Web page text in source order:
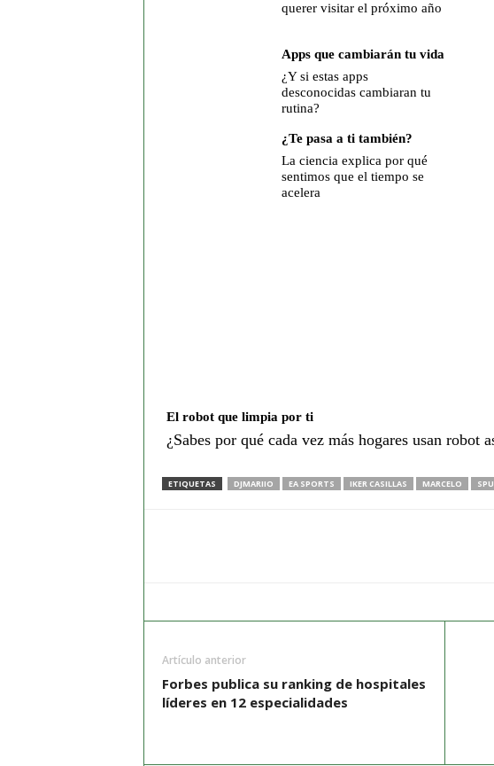
querer visitar el próximo año
Apps que cambiarán tu vida
¿Y si estas apps
desconocidas cambiaran tu
rutina?
¿Te pasa a ti también?
La ciencia explica por qué
sentimos que el tiempo se
acelera
El robot que limpia por ti
¿Sabes por qué cada vez más hogares usan robot
ETIQUETAS DJMARIIO EA SPORTS IKER CASILLAS MARCELO
Artículo anterior
Forbes publica su ranking de hospitales
líderes en 12 especialidades